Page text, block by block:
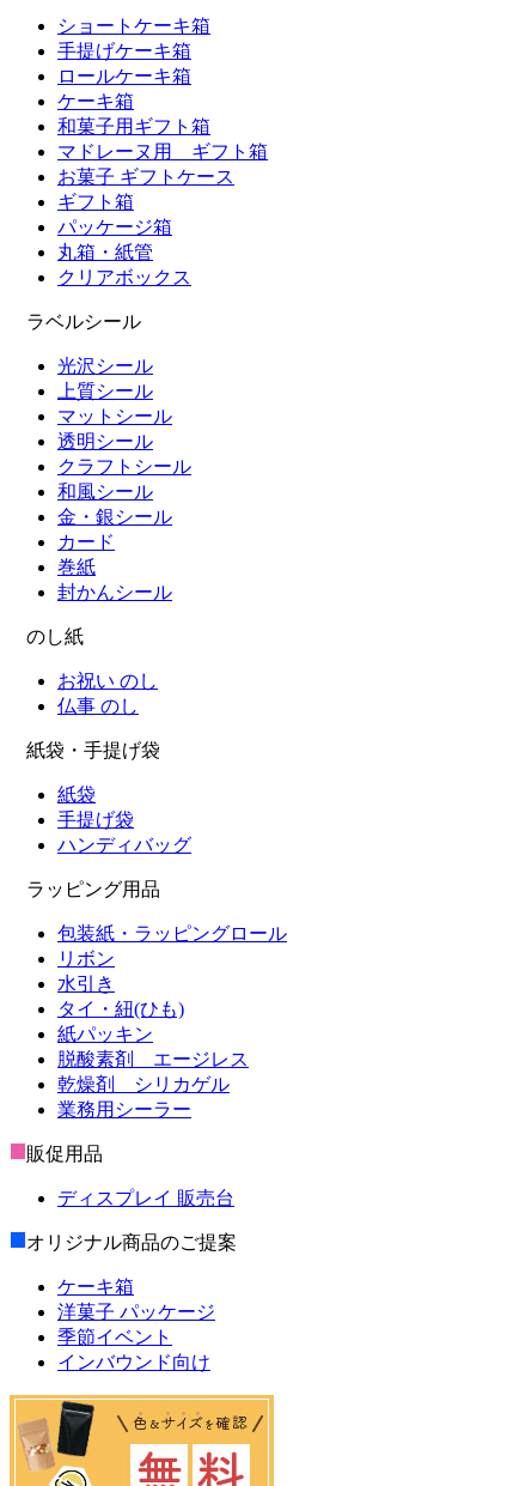
ショートケーキ箱
手提げケーキ箱
ロールケーキ箱
ケーキ箱
和菓子用ギフト箱
マドレーヌ用 ギフト箱
お菓子 ギフトケース
ギフト箱
パッケージ箱
丸箱・紙管
クリアボックス
ラベルシール
光沢シール
上質シール
マットシール
透明シール
クラフトシール
和風シール
金・銀シール
カード
巻紙
封かんシール
のし紙
お祝い のし
仏事 のし
紙袋・手提げ袋
紙袋
手提げ袋
ハンディバッグ
ラッピング用品
包装紙・ラッピングロール
リボン
水引き
タイ・紐(ひも)
紙パッキン
脱酸素剤 エージレス
乾燥剤 シリカゲル
業務用シーラー
販促用品
ディスプレイ 販売台
オリジナル商品のご提案
ケーキ箱
洋菓子 パッケージ
季節イベント
インバウンド向け